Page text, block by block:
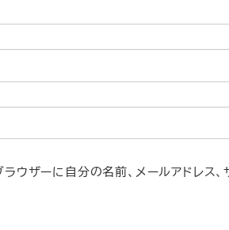
ウザーに自分の名前、メールアドレス、